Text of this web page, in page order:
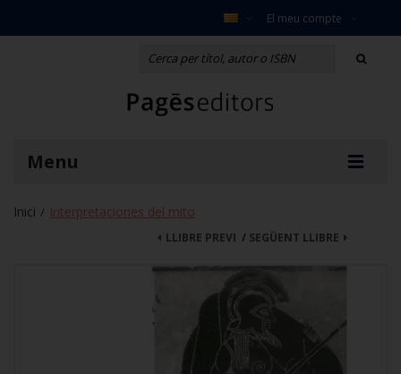
El meu compte
Menu
Inici / Interpretaciones del mito
SEGÜENT LLIBRE
LLIBRE PREVI /